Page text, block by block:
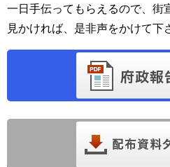
一日手伝ってもらえるので、街
見かければ、是非声をかけて下